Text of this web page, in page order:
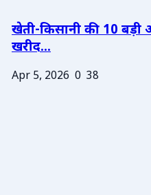
खेती-किसानी की 10
खरीद...
Apr 5, 2026 0 38